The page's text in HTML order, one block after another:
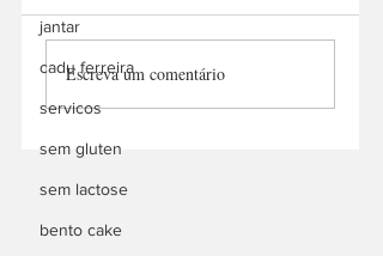
jantar
cadu ferreira
servicos
sem gluten
sem lactose
bento cake
H.S SALGADOS
Escreva um comentário